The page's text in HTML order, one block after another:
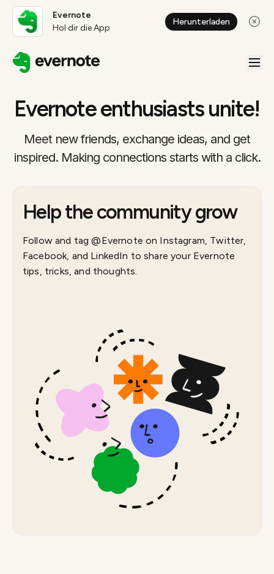
Evernote
Hol dir die App
Herunterladen
Evernote enthusiasts unite!
Meet new friends, exchange ideas, and get
inspired. Making connections starts with a click.
Help the community grow
Follow and tag @Evernote on Instagram, Twitter,
Facebook, and LinkedIn to share your Evernote
tips, tricks, and thoughts.